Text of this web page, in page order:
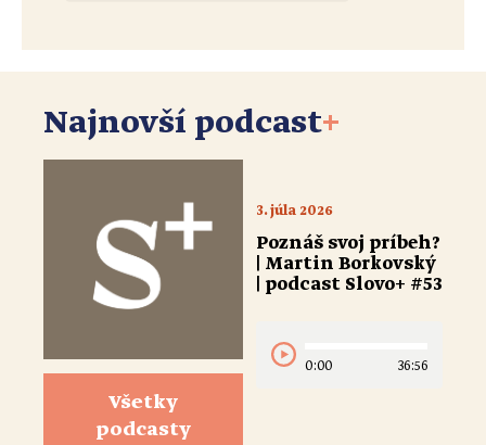
Najnovší podcast+
Všetky
podcasty
3. júla 2026
Poznáš svoj príbeh?
| Martin Borkovský
| podcast Slovo+ #53
0:00 36:56